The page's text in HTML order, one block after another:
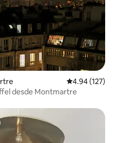
Calificación
4.94 (127)
desde Montmartre